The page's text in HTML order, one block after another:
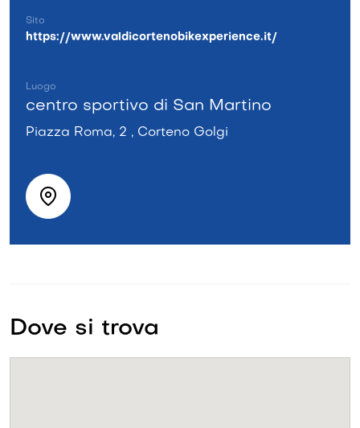
Sito
https://www.valdicortenobikexperience.it/
Luogo
centro sportivo di San Martino
Piazza Roma, 2 , Corteno Golgi
Dove si trova